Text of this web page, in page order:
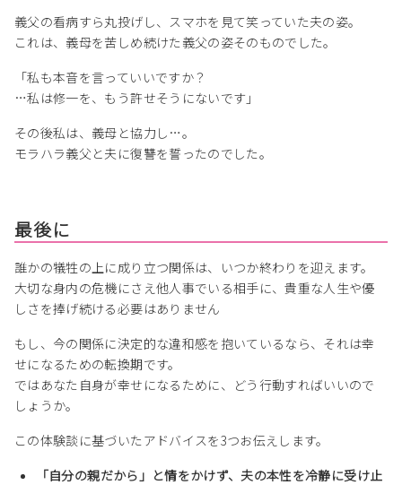
義父の看病すら丸投げし、スマホを見て笑っていた夫の姿。
これは、義母を苦しめ続けた義父の姿そのものでした。
「私も本音を言っていいですか？
…私は修一を、もう許せそうにないです」
その後私は、義母と協力し…。
モラハラ義父と夫に復讐を誓ったのでした。
最後に
誰かの犠牲の上に成り立つ関係は、いつか終わりを迎えます。
大切な身内の危機にさえ他人事でいる相手に、貴重な人生や優
しさを捧げ続ける必要はありません
もし、今の関係に決定的な違和感を抱いているなら、それは幸
せになるための転換期です。
ではあなた自身が幸せになるために、どう行動すればいいので
しょうか。
この体験談に基づいたアドバイスを3つお伝えします。
「自分の親だから」と情をかけず、夫の本性を冷静に受け止